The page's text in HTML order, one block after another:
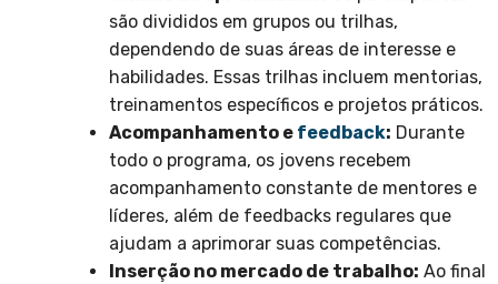
são divididos em grupos ou trilhas,
dependendo de suas áreas de interesse e
habilidades. Essas trilhas incluem mentorias,
treinamentos específicos e projetos práticos.
Acompanhamento e feedback: Durante
todo o programa, os jovens recebem
acompanhamento constante de mentores e
líderes, além de feedbacks regulares que
ajudam a aprimorar suas competências.
Inserção no mercado de trabalho: Ao final